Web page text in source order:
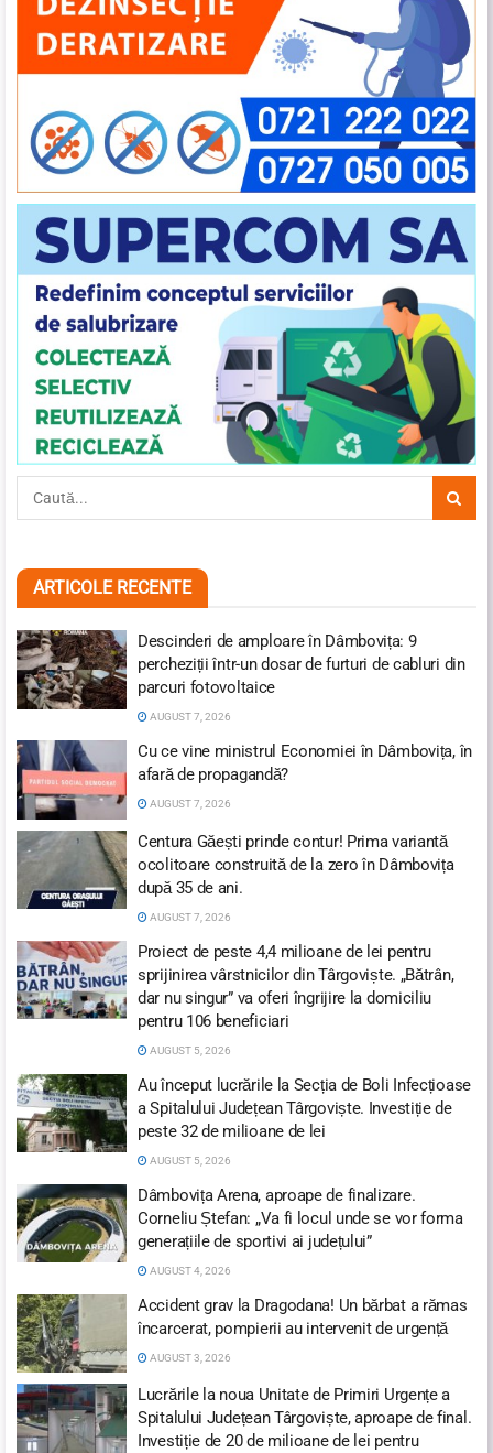
ARTICOLE RECENTE
Descinderi de amploare în Dâmbovița: 9
percheziții într-un dosar de furturi de cabluri din
parcuri fotovoltaice
AUGUST 7, 2026
Cu ce vine ministrul Economiei în Dâmbovița, în
afară de propagandă?
AUGUST 7, 2026
Centura Găești prinde contur! Prima variantă
ocolitoare construită de la zero în Dâmbovița
după 35 de ani.
AUGUST 7, 2026
Proiect de peste 4,4 milioane de lei pentru
sprijinirea vârstnicilor din Târgoviște. „Bătrân,
dar nu singur” va oferi îngrijire la domiciliu
pentru 106 beneficiari
AUGUST 5, 2026
Au început lucrările la Secția de Boli Infecțioase
a Spitalului Județean Târgoviște. Investiție de
peste 32 de milioane de lei
AUGUST 5, 2026
Dâmbovița Arena, aproape de finalizare.
Corneliu Ștefan: „Va fi locul unde se vor forma
generațiile de sportivi ai județului”
AUGUST 4, 2026
Accident grav la Dragodana! Un bărbat a rămas
încarcerat, pompierii au intervenit de urgență
AUGUST 3, 2026
Lucrările la noua Unitate de Primiri Urgențe a
Spitalului Județean Târgoviște, aproape de final.
Investiție de 20 de milioane de lei pentru